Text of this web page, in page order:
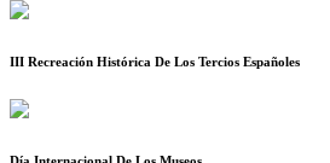
III Recreación Histórica De Los Tercios Españoles